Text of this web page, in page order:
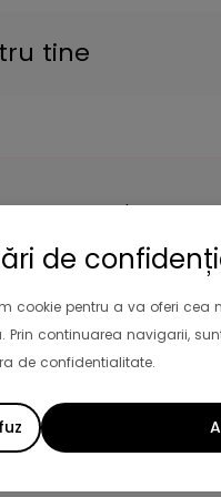
de
cookie pentru a va oferi cea
Prin continuarea navigarii,
de confidentialitate.
tine
Newsletter
Aboneaza-te la
la
Valabil si pentru